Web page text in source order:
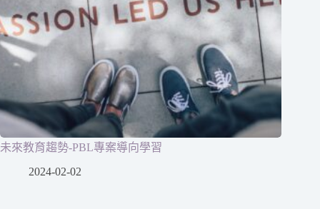
未來教育趨勢-PBL專案導向學習
2024-02-02